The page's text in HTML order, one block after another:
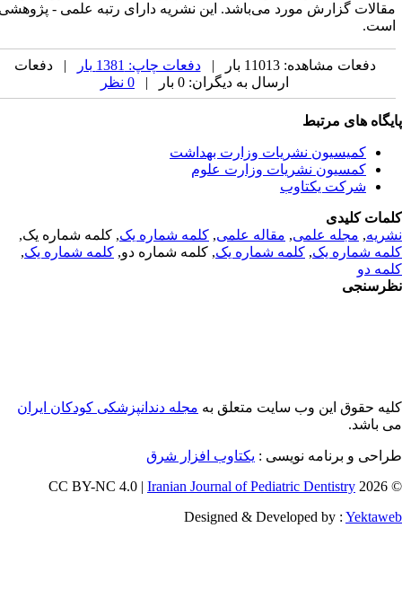
گزارش مورد می‌باشد. این نشریه دارای رتبه علمی - پژوهشی
دفعات مشاهده: 11013 بار | دفعات چاپ: 1381 بار
| دفعات
ارسال به دیگران: 0 بار |
های مرتبط
کمیسیون نشریات وزارت بهداشت
کمسیون نشریات وزارت علوم
شرکت یکتاوب
کلیدی
,مجله علمی, مقاله علمی, کلمه شماره یک, کلمه شماره یک,
شماره یک,کلمه شماره یک, کلمه شماره دو,کلمه شماره یک,
دو
حقوق این وب سایت متعلق بهمجله دندانپزشکی کودکان ایران
باشد.
و برنامه نویسی : یکتاوب افزار شرق
©
Iranian Journal of Pediatric Dentistry
Designed & Developed by :